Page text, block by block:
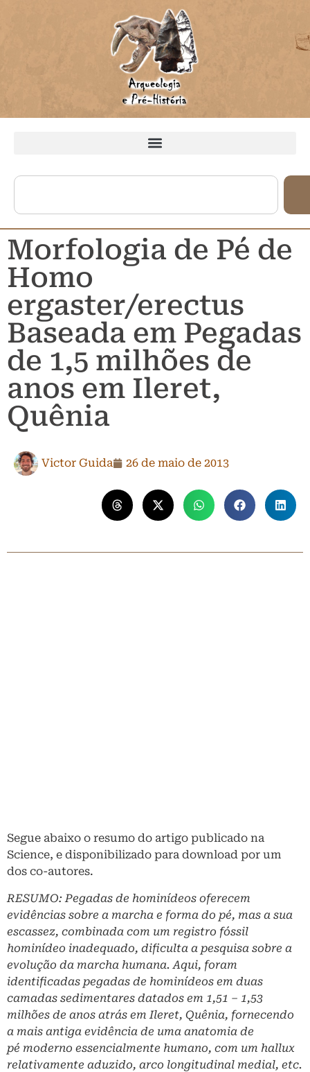
Morfologia de Pé de
Homo
ergaster/erectus
Baseada em Pegadas
de 1,5 milhões de
anos em Ileret,
Quênia
Victor Guida 26 de maio de 2013
Segue abaixo o resumo do artigo publicado na
Science, e disponibilizado para download por um
dos co-autores.
RESUMO: Pegadas de hominídeos oferecem
evidências sobre a marcha e forma do pé, mas a sua
escassez, combinada com um registro fóssil
hominídeo inadequado, dificulta a pesquisa sobre a
evolução da marcha humana. Aqui, foram
identificadas pegadas de hominídeos em duas
camadas sedimentares datados em 1,51 – 1,53
milhões de anos atrás em Ileret, Quênia, fornecendo
a mais antiga evidência de uma anatomia de
pé moderno essencialmente humano, com um hallux
relativamente aduzido, arco longitudinal medial, etc.